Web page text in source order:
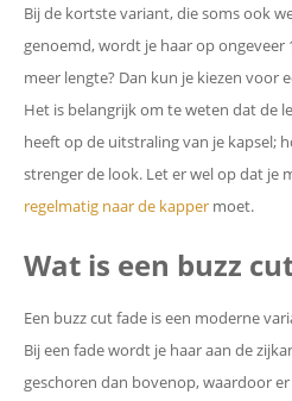
Bij de kortste variant, die soms ook
genoemd, wordt je haar op ongeveer
meer lengte? Dan kun je kiezen voor
Het is belangrijk om te weten dat de
heeft op de uitstraling van je kapsel;
strenger de look. Let er wel op dat je
regelmatig naar de kapper moet.
Wat is een buzz
Een buzz cut fade is een moderne
Bij een fade wordt je haar aan de
geschoren dan bovenop, waardoor